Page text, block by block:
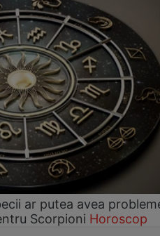
ar putea avea
Scorpioni Horoscop